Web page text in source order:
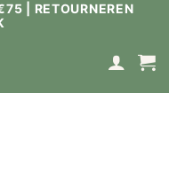
| RETOURNEREN